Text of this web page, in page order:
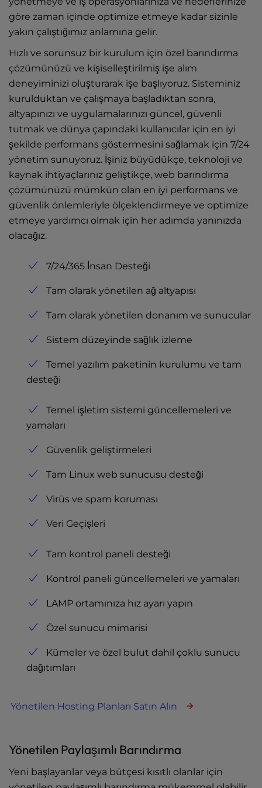
göre zaman içinde optimize etmeye kadar sizinle
yakın çalıştığımız anlamına gelir.
Hızlı ve sorunsuz bir kurulum için özel barındırma
çözümünüzü ve kişiselleştirilmiş işe alım
deneyiminizi oluşturarak işe başlıyoruz. Sisteminiz
kurulduktan ve çalışmaya başladıktan sonra,
altyapınızı ve uygulamalarınızı güncel, güvenli
tutmak ve dünya çapındaki kullanıcılar için en iyi
şekilde performans göstermesini sağlamak için 7/24
yönetim sunuyoruz. İşiniz büyüdükçe, teknoloji ve
kaynak ihtiyaçlarınız geliştikçe, web barındırma
çözümünüzü mümkün olan en iyi performans ve
güvenlik önlemleriyle ölçeklendirmeye ve optimize
etmeye yardımcı olmak için her adımda yanınızda
olacağız.
7/24/365 İnsan Desteği
Tam olarak yönetilen ağ altyapısı
Tam olarak yönetilen donanım ve sunucular
Sistem düzeyinde sağlık izleme
Temel yazılım paketinin kurulumu ve tam
desteği
Temel işletim sistemi güncellemeleri ve
yamaları
Güvenlik geliştirmeleri
Tam Linux web sunucusu desteği
Virüs ve spam koruması
Veri Geçişleri
Tam kontrol paneli desteği
Kontrol paneli güncellemeleri ve yamaları
LAMP ortamınıza hız ayarı yapın
Özel sunucu mimarisi
Kümeler ve özel bulut dahil çoklu sunucu
dağıtımları
Yönetilen Hosting Planları Satın Alın
Yönetilen Paylaşımlı Barındırma
Yeni başlayanlar veya bütçesi kısıtlı olanlar için